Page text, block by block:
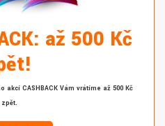
až 500 Kč
CASHBACK Vám vrátíme až 500 Kč
zpět.